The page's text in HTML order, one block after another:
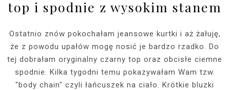
top i spodnie z wysokim stanem
Ostatnio znów pokochałam jeansowe kurtki i aż żałuję,
że z powodu upałów mogę nosić je bardzo rzadko. Do
tej dobrałam oryginalny czarny top oraz obcisłe ciemne
spodnie. Kilka tygodni temu pokazywałam Wam tzw.
"body chain" czyli łańcuszek na ciało. Krótkie bluzki